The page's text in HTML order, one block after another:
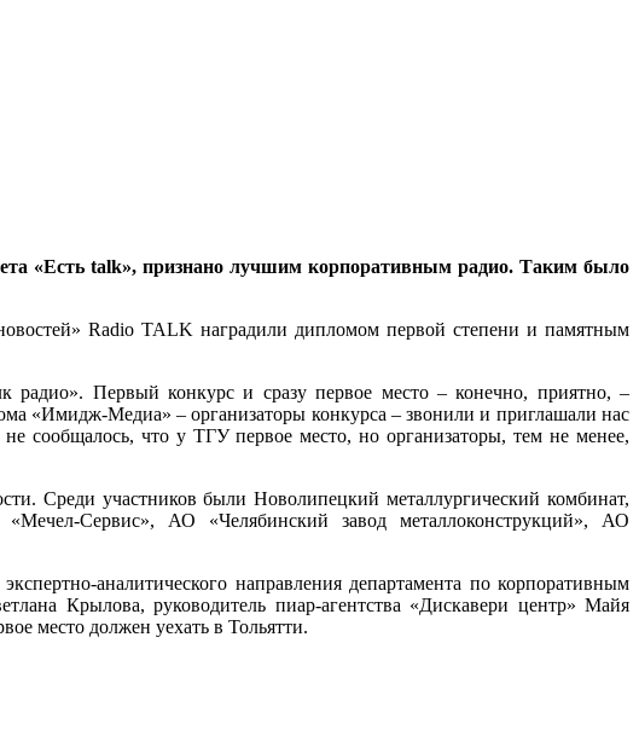
«Есть talk», признано лучшим корпоративным радио. Таким было
Radio TALK наградили дипломом первой степени и памятным
радио». Первый конкурс и сразу первое место – конечно, приятно, –
«Имидж-Медиа» – организаторы конкурса – звонили и приглашали нас
сообщалось, что у ТГУ первое место, но организаторы, тем не менее,
Среди участников были Новолипецкий металлургический комбинат,
Сервис», АО «Челябинский завод металлоконструкций», АО
аналитического направления департамента по корпоративным
Крылова, руководитель пиар-агентства «Дискавери центр» Майя
место должен уехать в Тольятти.